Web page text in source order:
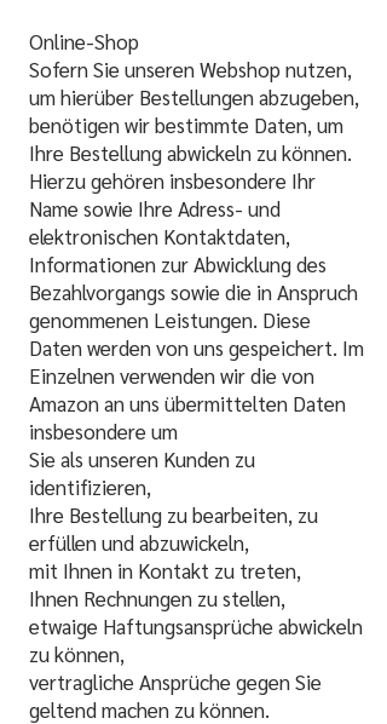
Online-Shop
Sofern Sie unseren Webshop nutzen,
um hierüber Bestellungen abzugeben,
benötigen wir bestimmte Daten, um
Ihre Bestellung abwickeln zu können.
Hierzu gehören insbesondere Ihr
Name sowie Ihre Adress- und
elektronischen Kontaktdaten,
Informationen zur Abwicklung des
Bezahlvorgangs sowie die in Anspruch
genommenen Leistungen. Diese
Daten werden von uns gespeichert. Im
Einzelnen verwenden wir die von
Amazon an uns übermittelten Daten
insbesondere um
Sie als unseren Kunden zu
identifizieren,
Ihre Bestellung zu bearbeiten, zu
erfüllen und abzuwickeln,
mit Ihnen in Kontakt zu treten,
Ihnen Rechnungen zu stellen,
etwaige Haftungsansprüche abwickeln
zu können,
vertragliche Ansprüche gegen Sie
geltend machen zu können.